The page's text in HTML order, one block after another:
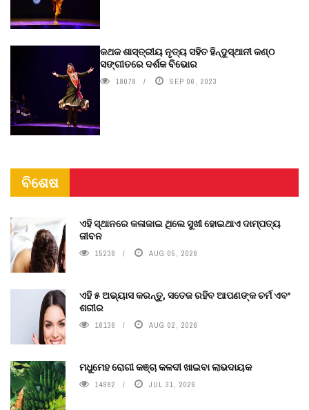
କଥକ ଶାସ୍ତ୍ରୀୟ ନୃତ୍ୟ ସହିତ ହିନ୍ଦୁସ୍ଥାନୀ କଣ୍ଠ
ସଙ୍ଗୀତରେ ଦର୍ଶକ ବିଭୋର
18078 SEP 06, 2023
ବିଶେଷ
ଏହି ସ୍ଥାନରେ କଳାଜାଇ ଥିଲେ ସୁଖୀ ହୋଇଥାଏ ଦାମ୍ପତ୍ୟ
ଜୀବନ
15238 AUG 05, 2026
ଏହି ୫ ଅଭ୍ୟାସ କରନ୍ତୁ, ସତେଜ ରହିବ ଆପଣଙ୍କ ଚର୍ମ ଏବଂ
ଶରୀର
16136 AUG 02, 2026
ମଧୁମେହ ରୋଗୀ କଞ୍ଚା କଳଦୀ ଖାଇବା ଲାଭଦାୟକ
14982 JUL 31, 2026